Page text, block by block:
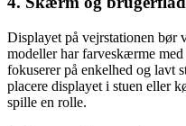
Displayet på vejrstationen
modeller har farveskærme
fokuserer på enkelhed og lavt
placere displayet i stuen eller
spille en rolle.